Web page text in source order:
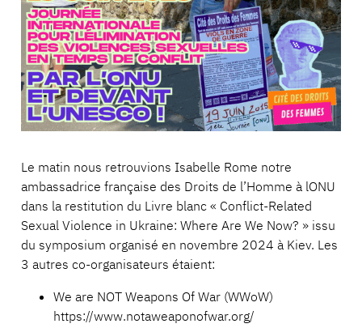
Le matin nous retrouvions Isabelle Rome notre
ambassadrice française des Droits de l’Homme à lONU
dans la restitution du Livre blanc « Conflict-Related
Sexual Violence in Ukraine: Where Are We Now? » issu
du symposium organisé en novembre 2024 à Kiev. Les
3 autres co-organisateurs étaient:
We are NOT Weapons Of War (WWoW)
https://www.notaweaponofwar.org/